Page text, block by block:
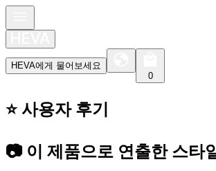
HEVA에게 물어보세요
0
⭐️ 사용자 후기
📷 이 제품으로 연출한 스타